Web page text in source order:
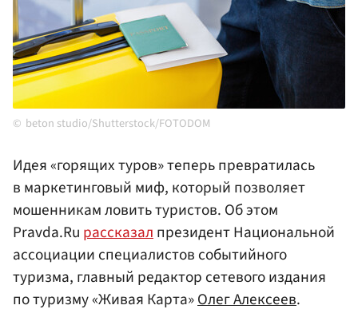
beton studio/Shutterstock/FOTODOM
Идея «горящих туров» теперь превратилась
в маркетинговый миф, который позволяет
мошенникам ловить туристов. Об этом
Pravda.Ru рассказалпрезидент Национальной
ассоциации специалистов событийного
туризма, главный редактор сетевого издания
по туризму «Живая Карта»Олег Алексеев.